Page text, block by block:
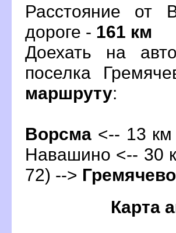
Расстояние от
дороге - 161 км
Доехать на
поселка
маршруту:
орсма <-- 13
Навашино <-- 30
72) --> Гремячево
Карта